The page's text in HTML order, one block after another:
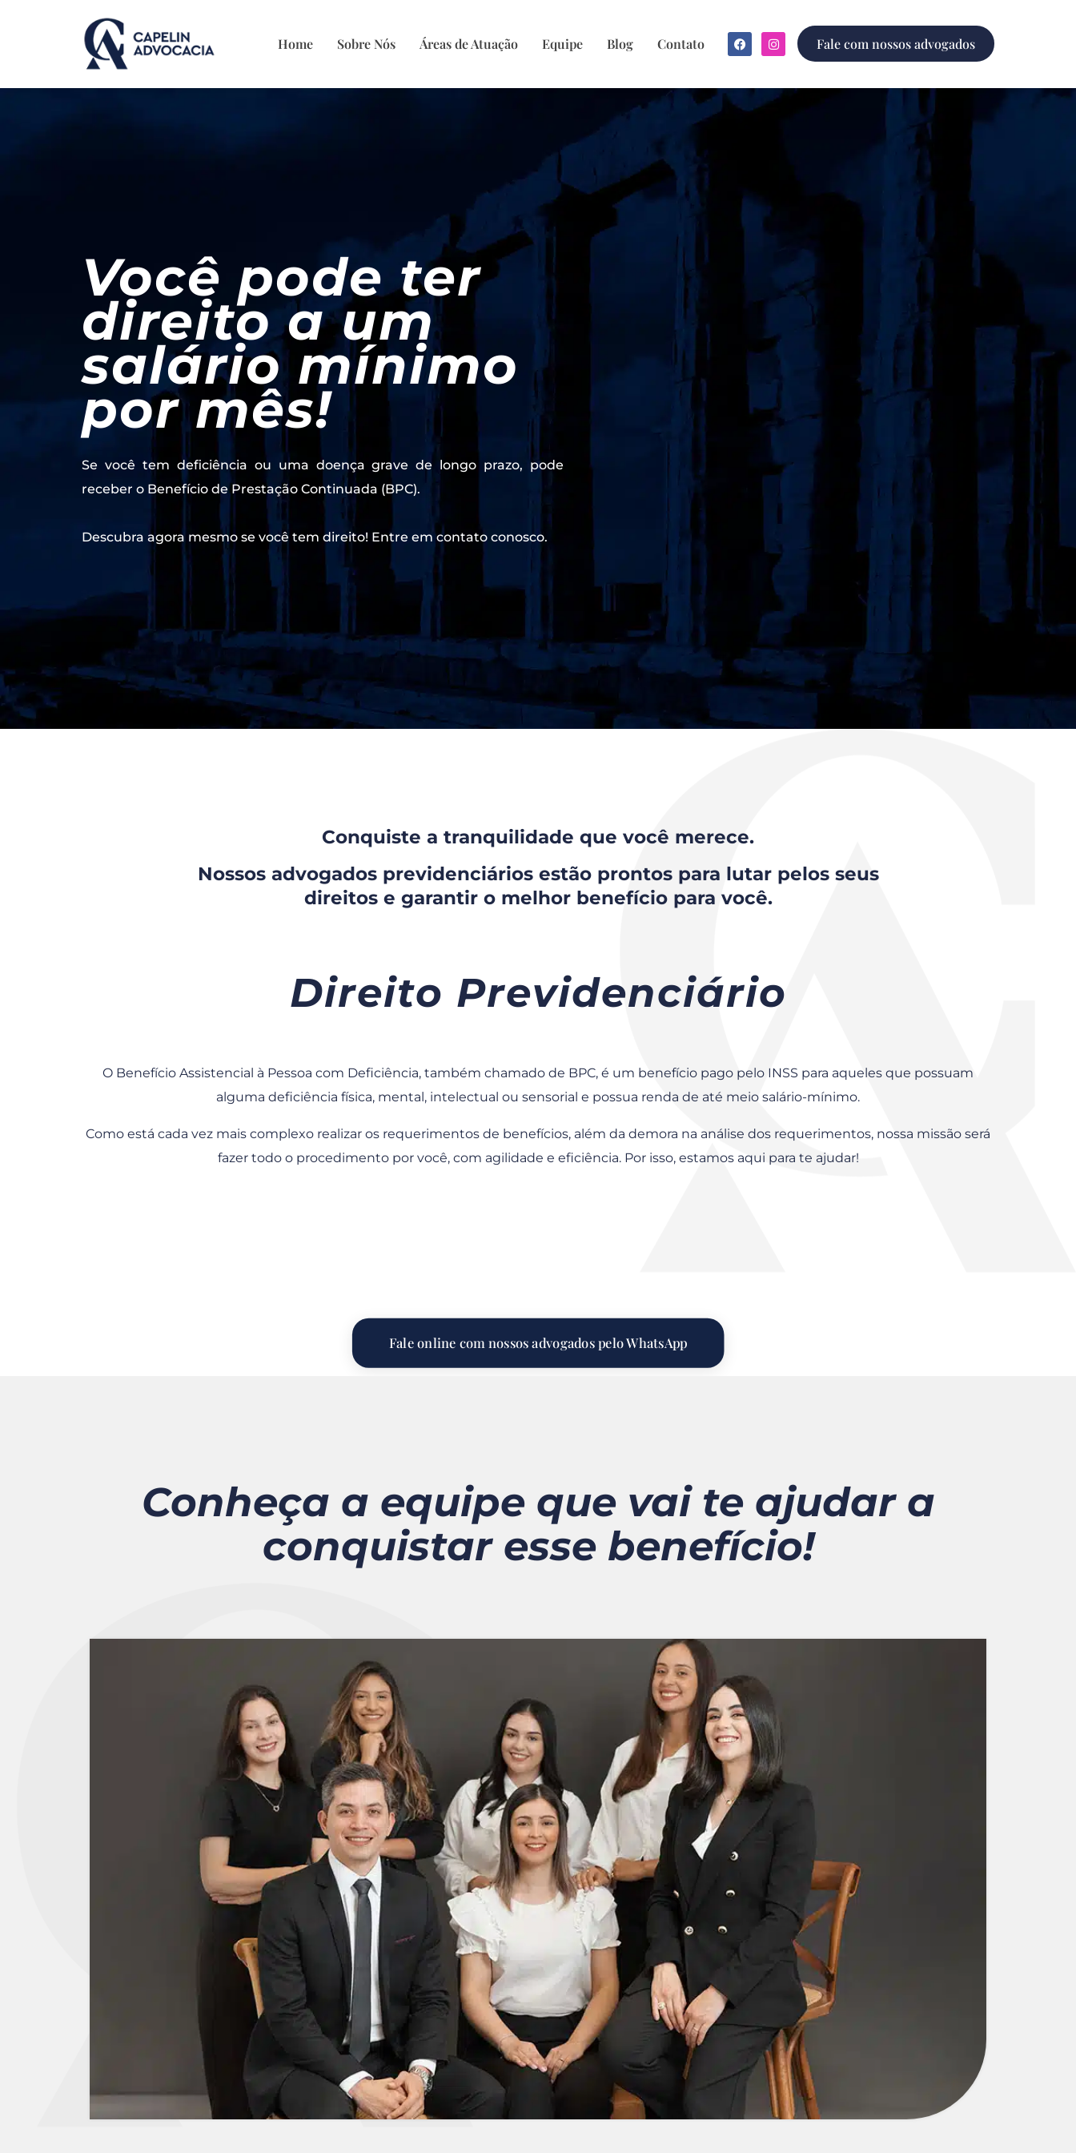
Home Sobre Nós Áreas de Atuação Equipe Blog Contato Fale com nossos advogados
Você pode ter
direito a um
salário mínimo
por mês!
Se você tem deficiência ou uma doença grave de longo prazo, pode
receber o Benefício de Prestação Continuada (BPC).
Descubra agora mesmo se você tem direito! Entre em contato conosco.
Conquiste a tranquilidade que você merece.
Nossos advogados previdenciários estão prontos para lutar pelos seus
direitos e garantir o melhor benefício para você.
Direito Previdenciário
O Benefício Assistencial à Pessoa com Deficiência, também chamado de BPC, é um benefício pago pelo INSS para aqueles que possuam
alguma deficiência física, mental, intelectual ou sensorial e possua renda de até meio salário-mínimo.
Como está cada vez mais complexo realizar os requerimentos de benefícios, além da demora na análise dos requerimentos, nossa missão será
fazer todo o procedimento por você, com agilidade e eficiência. Por isso, estamos aqui para te ajudar!
Fale online com nossos advogados pelo WhatsApp
Conheça a equipe que vai te ajudar a
conquistar esse benefício!